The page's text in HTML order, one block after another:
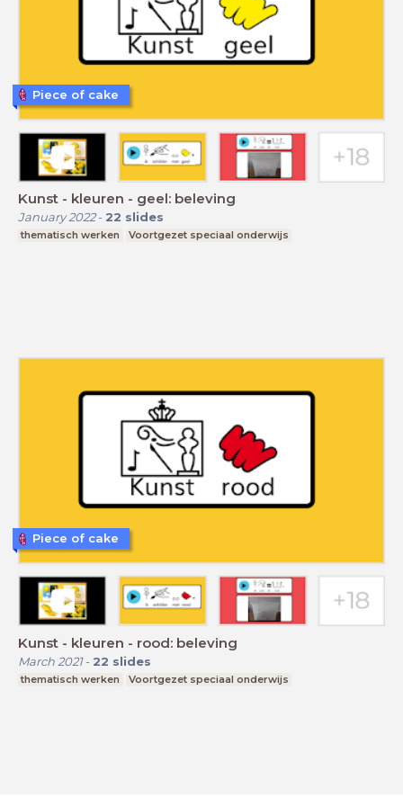
Kunst - kleuren - geel: beleving
January 2022- 22 slides
thematisch werken Voortgezet speciaal onderwijs
Piece of cake
Kunst - kleuren - rood: beleving
March 2021- 22 slides
thematisch werken Voortgezet speciaal onderwijs
Piece of cake